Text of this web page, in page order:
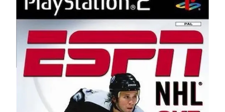
PlayStation
Nintendo